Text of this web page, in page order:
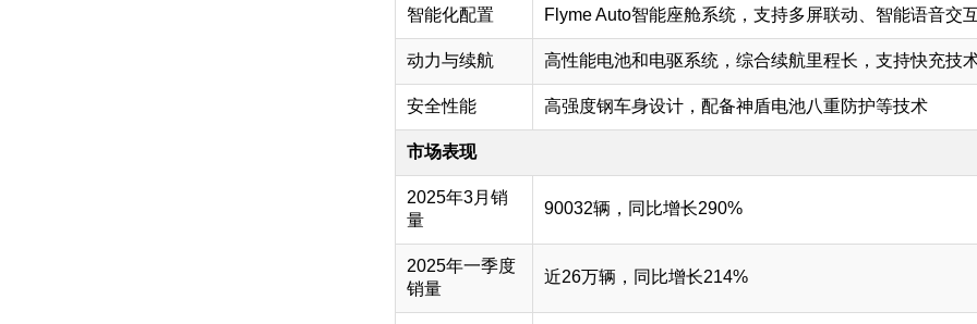
智能化配置 Flyme Auto智能座舱系统，支持多屏联动、智能语音交
动力与续航 高性能电池和电驱系统，综合续航里程长，支持快充技
安全性能 高强度钢车身设计，配备神盾电池八重防护等技术
市场表现
2025年3月销
量
90032辆，同比增长290%
2025年一季度
销量
近26万辆，同比增长214%